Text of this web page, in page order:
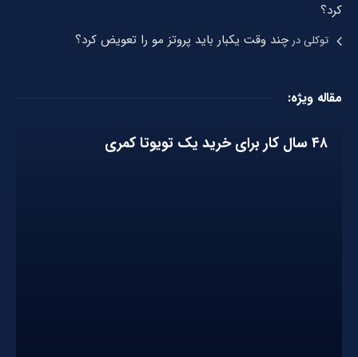
کرد؟
توکلیدرچند وقت یکبار باید پروتز مو را تعویض کرد؟
مقاله ویژه:
۴۸ سال کار برای خرید یک تویوتا کمری